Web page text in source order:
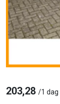
203,28 /1 dag